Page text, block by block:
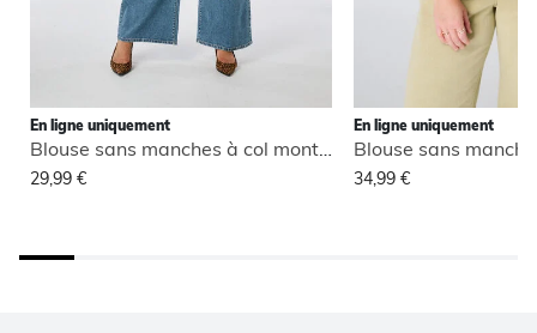
En ligne uniquement
29,99 €
En ligne uniquement
34,99 €